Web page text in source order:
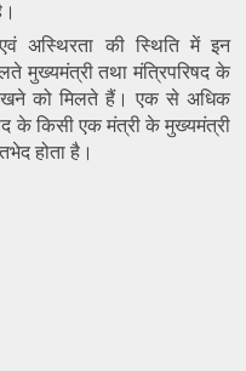
एवं अस्थिरता की स्थिति में इन
मुख्यमंत्री तथा मंत्रिपरिषद के
को मिलते हैं। एक से अधिक
के किसी एक मंत्री के मुख्यमंत्री
होता है।